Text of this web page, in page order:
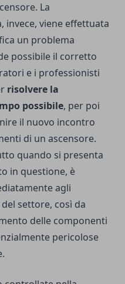
La
invece, viene effettuata
un problema
possibile il corretto
e i professionisti
risolvere la
possibile, per poi
il nuovo incontro
di un ascensore.
quando si presenta
in questione, è
agli
settore, così da
delle componenti
pericolose